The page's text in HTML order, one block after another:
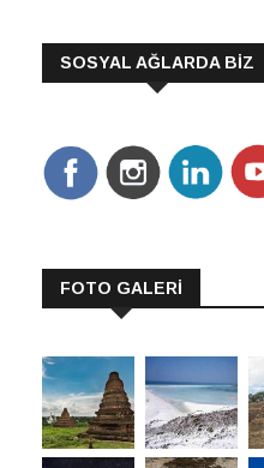
SOSYAL AĞLARDA BİZ
FOTO GALERİ